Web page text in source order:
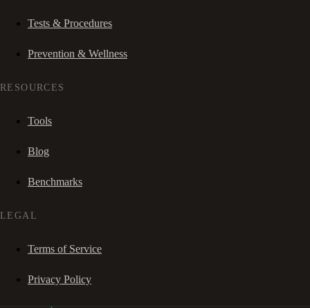
Tests & Procedures
Prevention & Wellness
RESOURCES
Tools
Blog
Benchmarks
LEGAL
Terms of Service
Privacy Policy